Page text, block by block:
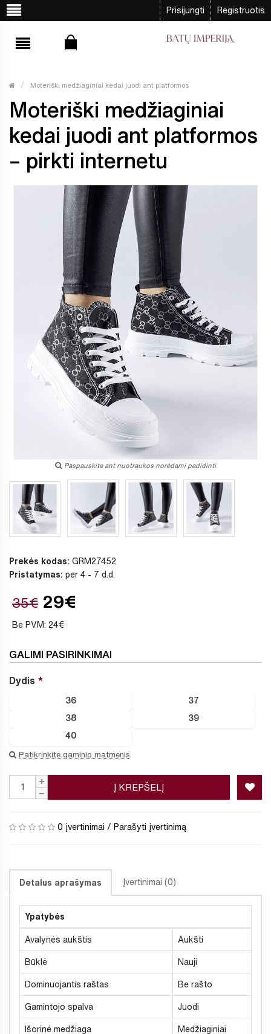
Prisijungti Registruotis
Moteriški medžiaginiai kedai juodi ant platformos
Moteriški medžiaginiai
kedai juodi ant platformos
– pirkti internetu
Paspauskite ant nuotraukos norėdami padidinti
Prekės kodas: GRM27452
Pristatymas: per 4 - 7 d.d.
35€ 29€
Be PVM: 24€
GALIMI PASIRINKIMAI
Dydis
36 37
38 39
40
Patikrinkite gaminio matmenis
Į KREPŠELĮ
0 įvertinimai / Parašyti įvertinimą
Detalus aprašymas Įvertinimai (0)
Ypatybės
Avalynės aukštis Aukšti
Būklė Nauji
Dominuojantis raštas Be rašto
Gamintojo spalva Juodi
Išorinė medžiaga Medžiaginiai